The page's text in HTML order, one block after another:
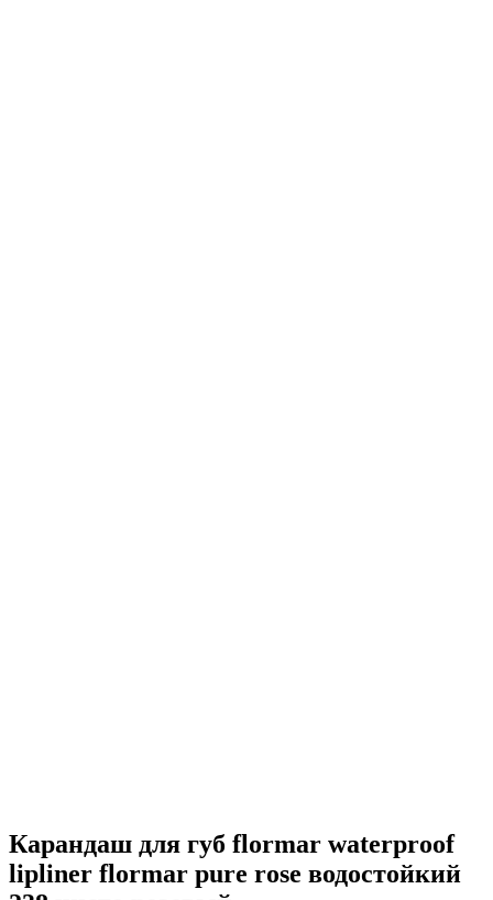
Карандаш для губ flormar waterproof
lipliner flormar pure rose водостойкий